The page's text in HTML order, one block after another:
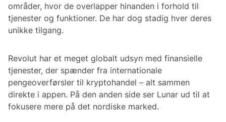
områder, hvor de overlapper hinanden i forhold til
tjenester og funktioner. De har dog stadig hver deres
unikke tilgang.
Revolut har et meget globalt udsyn med finansielle
tjenester, der spænder fra internationale
pengeoverførsler til kryptohandel – alt sammen
direkte i appen. På den anden side ser Lunar ud til at
fokusere mere på det nordiske marked.